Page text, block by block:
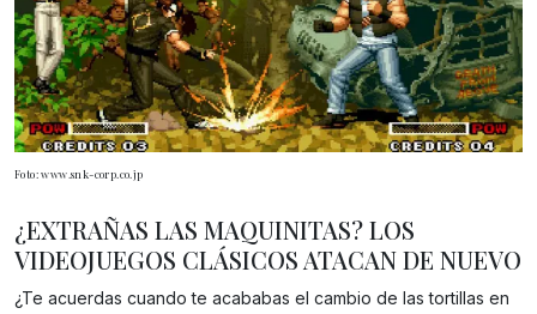
Foto: www.snk-corp.co.jp
¿EXTRAÑAS LAS MAQUINITAS? LOS
VIDEOJUEGOS CLÁSICOS ATACAN DE NUEVO
¿Te acuerdas cuando te acababas el cambio de las tortillas en